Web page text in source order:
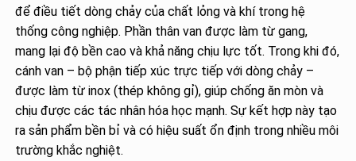
để điều tiết dòng chảy của chất lỏng và khí trong hệ
thống công nghiệp. Phần thân van được làm từ gang,
mang lại độ bền cao và khả năng chịu lực tốt. Trong khi đó,
cánh van – bộ phận tiếp xúc trực tiếp với dòng chảy –
được làm từ inox (thép không gỉ), giúp chống ăn mòn và
chịu được các tác nhân hóa học mạnh. Sự kết hợp này tạo
ra sản phẩm bền bỉ và có hiệu suất ổn định trong nhiều môi
trường khắc nghiệt.